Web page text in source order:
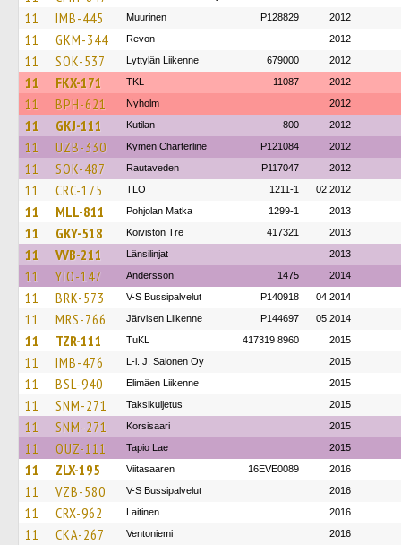
11 IMB-445 Muurinen P128829 2012
11 GKM-344 Revon 2012
11 SOK-537 Lyttylän Liikenne 679000 2012
11 FKX-171 TKL 11087 2012
11 BPH-621 Nyholm 2012
11 GKJ-111 Kutilan 800 2012
11 UZB-330 Kymen Charterline P121084 2012
11 SOK-487 Rautaveden P117047 2012
11 CRC-175 TLO 1211-1 02.2012
11 MLL-811 Pohjolan Matka 1299-1 2013
11 GKY-518 Koiviston Tre 417321 2013
11 VVB-211 Länsilinjat 2013
11 YIO-147 Andersson 1475 2014
11 BRK-573 V-S Bussipalvelut P140918 04.2014
11 MRS-766 Järvisen Liikenne P144697 05.2014
11 TZR-111 TuKL 417319 8960 2015
11 IMB-476 L-l. J. Salonen Oy 2015
11 BSL-940 Elimäen Liikenne 2015
11 SNM-271 Taksikuljetus 2015
11 SNM-271 Korsisaari 2015
11 OUZ-111 Tapio Lae 2015
11 ZLX-195 Viitasaaren 16EVE0089 2016
11 VZB-580 V-S Bussipalvelut 2016
11 CRX-962 Laitinen 2016
11 CKA-267 Ventoniemi 2016